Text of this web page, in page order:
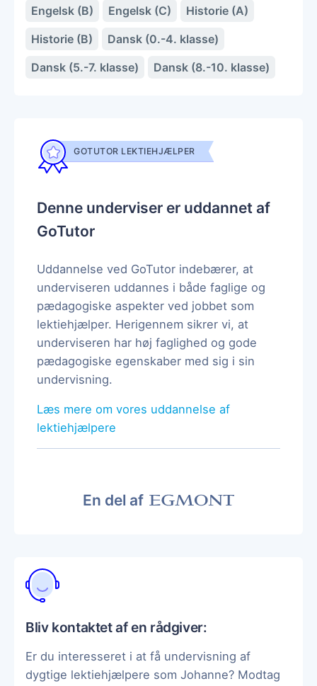
Engelsk (B) Engelsk (C)
Historie (A)
Historie (B)
Dansk (0.-4. klasse)
Dansk (5.-7. klasse)
Dansk (8.-10. klasse)
GOTUTOR LEKTIEHJÆLPER
Denne underviser er uddannet af
GoTutor
Uddannelse ved GoTutor indebærer, at
underviseren uddannes i både faglige og
pædagogiske aspekter ved jobbet som
lektiehjælper. Herigennem sikrer vi, at
underviseren har høj faglighed og gode
pædagogiske egenskaber med sig i sin
undervisning.
Læs mere om vores uddannelse af
lektiehjælpere
En del af
Bliv kontaktet af en rådgiver:
Er du interesseret i at få undervisning af
dygtige lektiehjælpere som Johanne? Modtag